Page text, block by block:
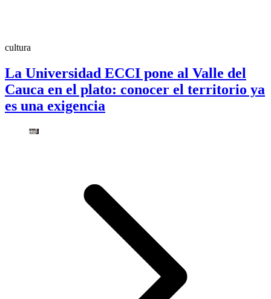
cultura
La Universidad ECCI pone al Valle del
Cauca en el plato: conocer el territorio ya
es una exigencia